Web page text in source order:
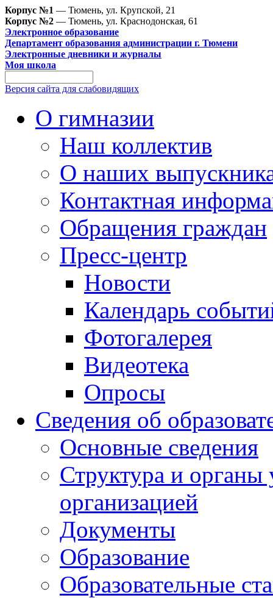
Корпус №1 — Тюмень, ул. Крупской, 21
Корпус №2 — Тюмень, ул. Краснодонская, 61
Электронное образование
Департамент образования администрации г. Тюмени
Электронные дневники и журналы
Моя школа
Версия сайта для слабовидящих
О гимназии
Наш коллектив
О наших
Контактная
Обращения граждан
Пресс-центр
Новости
Календарь
Фотогалерея
Видеотека
Опросы
Сведения об
Основные сведения
Структура и органы
организацией
Документы
Образование
Образовательные